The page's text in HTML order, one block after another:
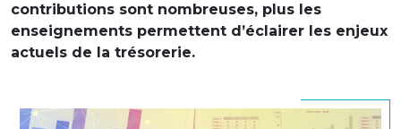
contributions sont nombreuses, plus les
enseignements permettent d’éclairer les enjeux
actuels de la trésorerie.